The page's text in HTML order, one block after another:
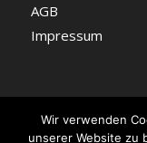
AGB
Impressum
Deutsch
Wir verwenden
unserer Website zu